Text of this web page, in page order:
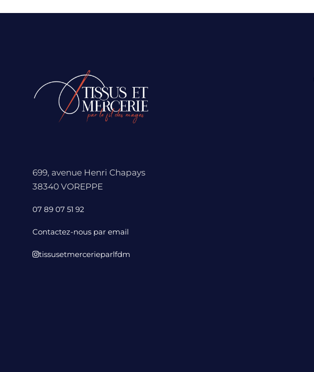
699, avenue Henri Chapays
38340 VOREPPE
07 89 07 51 92
Contactez-nous par email
tissusetmercerieparlfdm